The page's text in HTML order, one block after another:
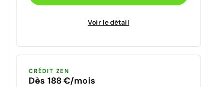
Voir le détail
CRÉDIT ZEN
Dès 188 €/mois